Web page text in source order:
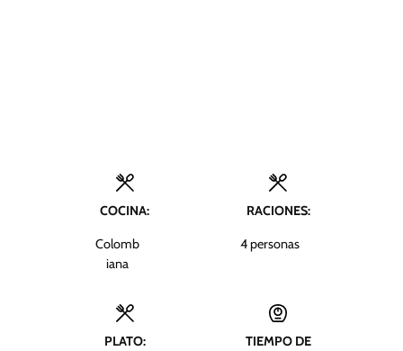
COCINA:
Colomb
iana
RACIONES:
4personas
PLATO:
TIEMPO DE